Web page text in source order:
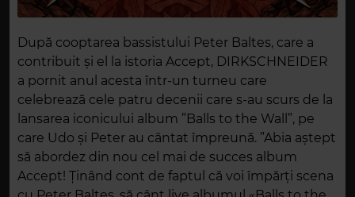
După cooptarea bassistului Peter Baltes, care a
contribuit și el la istoria Accept, DIRKSCHNEIDER
a pornit anul acesta într-un turneu care
celebrează cele patru decenii care s-au scurs de la
lansarea iconicului album ”Balls to the Wall”, pe
care Udo și Peter au cântat împreună. ”Abia aștept
să abordez din nou cel mai de succes album
Accept! Ținând cont de faptul că voi împărți scena